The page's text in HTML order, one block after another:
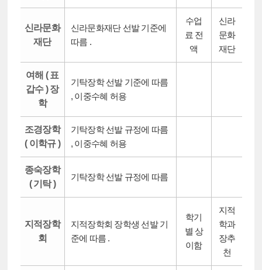
신라문화
재단
신라문화재단 선발 기준에
따름 .
수업
료 전
액
신라
문화
재단
여해 ( 표
갑수 ) 장
학
기탁장학 선발 기준에 따름
, 이중수혜 허용
조경장학
( 이학규 )
기탁장학 선발 규정에 따름
, 이중수혜 허용
종숙장학
( 기탁 )
기탁장학 선발 규정에 따름
지적장학
회
지적장학회 장학생 선발 기
준에 따름 .
학기
별 상
이함
지적
학과
장추
천